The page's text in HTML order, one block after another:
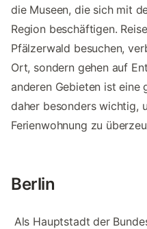
die Museen, die sich mit
Region beschäftigen.
Pfälzerwald besuchen,
Ort, sondern gehen auf
anderen Gebieten ist eine
daher besonders wichtig,
Ferienwohnung zu
Berlin
Als Hauptstadt der